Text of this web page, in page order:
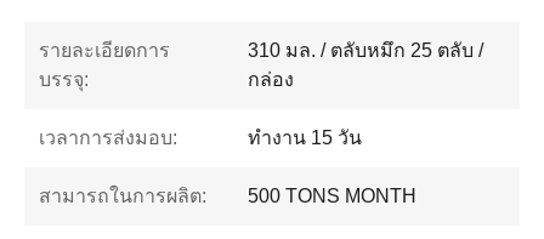
รายละเอียดการ
บรรจุ:
310 มล. / ตลับหมึก 25 ตลับ /
กล่อง
เวลาการส่งมอบ: ทำงาน 15 วัน
สามารถในการผลิต: 500 TONS MONTH